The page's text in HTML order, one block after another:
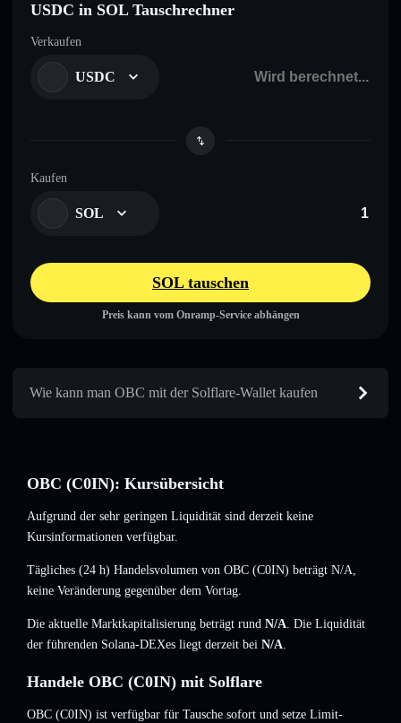
USDC in SOL Tauschrechner
Verkaufen
USDC
Kaufen
SOL
SOL tauschen
Preis kann vom Onramp-Service abhängen
Wie kann man OBC mit der Solflare-Wallet kaufen
OBC (C0IN): Kursübersicht
Aufgrund der sehr geringen Liquidität sind derzeit keine
Kursinformationen verfügbar.
Tägliches (24 h) Handelsvolumen von OBC (C0IN) beträgt N/A,
keine Veränderung gegenüber dem Vortag.
Die aktuelle Marktkapitalisierung beträgt rund N/A. Die Liquidität
der führenden Solana-DEXes liegt derzeit bei N/A.
Handele OBC (C0IN) mit Solflare
OBC (C0IN) ist verfügbar für Tausche sofort und setze Limit-